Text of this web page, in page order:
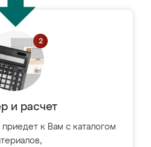
и расчет
к Вам с каталогом